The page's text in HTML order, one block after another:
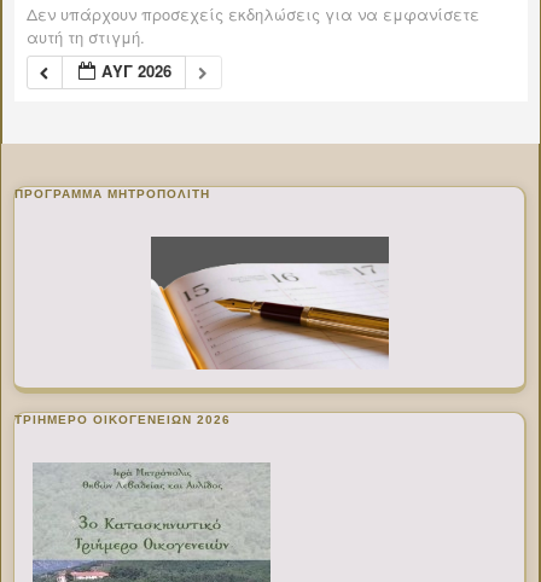
Δεν υπάρχουν προσεχείς εκδηλώσεις για να εμφανίσετε
αυτή τη στιγμή.
ΑΥΓ 2026
ΠΡΌΓΡΑΜΜΑ ΜΗΤΡΟΠΟΛΊΤΗ
ΤΡΙΗΜΕΡΟ ΟΙΚΟΓΕΝΕΙΩΝ 2026